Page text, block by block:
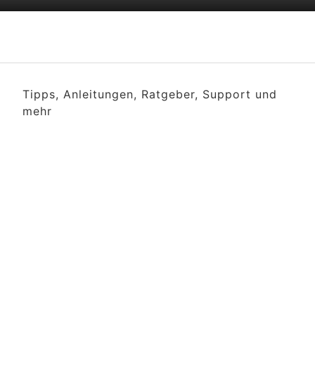
Tipps, Anleitungen, Ratgeber, Support und
mehr